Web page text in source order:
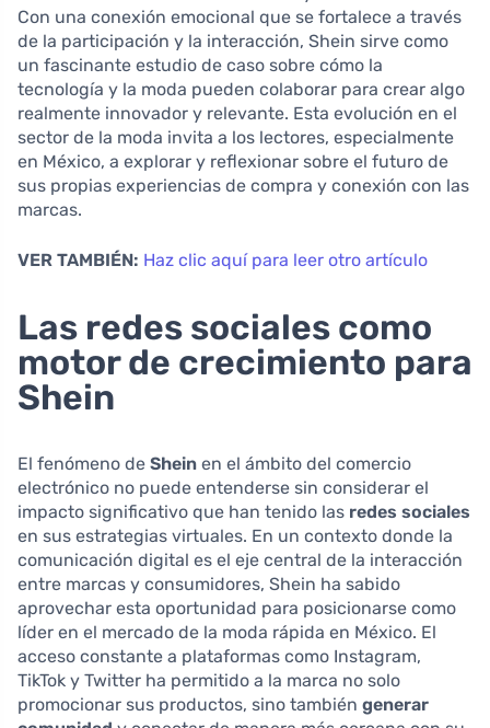
Con una conexión emocional que se fortalece a través
de la participación y la interacción, Shein sirve como
un fascinante estudio de caso sobre cómo la
tecnología y la moda pueden colaborar para crear algo
realmente innovador y relevante. Esta evolución en el
sector de la moda invita a los lectores, especialmente
en México, a explorar y reflexionar sobre el futuro de
sus propias experiencias de compra y conexión con las
marcas.
VER TAMBIÉN: Haz clic aquí para leer otro artículo
Las redes sociales como
motor de crecimiento para
Shein
El fenómeno de Shein en el ámbito del comercio
electrónico no puede entenderse sin considerar el
impacto significativo que han tenido las redes sociales
en sus estrategias virtuales. En un contexto donde la
comunicación digital es el eje central de la interacción
entre marcas y consumidores, Shein ha sabido
aprovechar esta oportunidad para posicionarse como
líder en el mercado de la moda rápida en México. El
acceso constante a plataformas como Instagram,
TikTok y Twitter ha permitido a la marca no solo
promocionar sus productos, sino también generar